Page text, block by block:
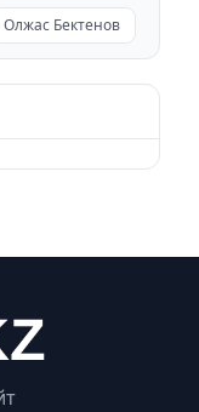
Олжас Бектенов